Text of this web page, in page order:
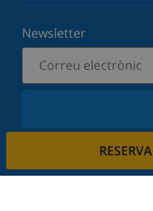
Newsletter
Subscriu-vos al
de les últimes
vostra privadesa.